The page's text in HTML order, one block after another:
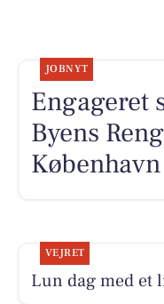
JOBNYT
Engageret
Byens
København
VEJRET
Lun dag med et